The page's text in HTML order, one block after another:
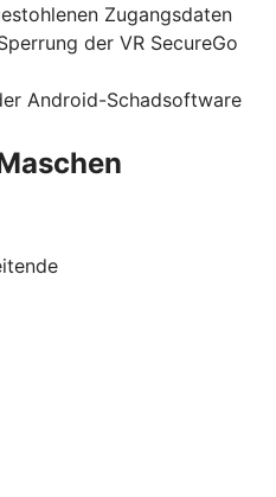
Zugangsdaten
der VR SecureGo
Android-Schadsoftware